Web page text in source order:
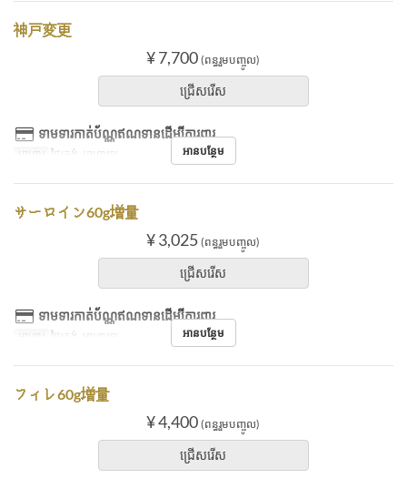
神戸変更
¥ 7,700 (ពន្ធរួមបញ្ចូល)
ជ្រើសរើស
ទាមទារកាត់ប័ណ្ណឥណទានដើម្បីការពារ
អាហារ ថ្ងៃត្រង់, អាហារឡ អានបន្ថែម
サーロイン60g増量
¥ 3,025 (ពន្ធរួមបញ្ចូល)
ជ្រើសរើស
ទាមទារកាត់ប័ណ្ណឥណទានដើម្បីការពារ
អាហារ ថ្ងៃត្រង់, អាហារឡ អានបន្ថែម
フィレ60g増量
¥ 4,400 (ពន្ធរួមបញ្ចូល)
ជ្រើសរើស